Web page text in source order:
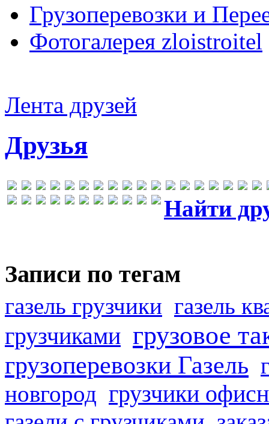
Грузоперевозки и
Фотогалерея zloistroitel
Лента друзей
Друзья
Найти
Записи по тегам
газель грузчики газель
грузчиками грузовое
грузоперевозки Газель
новгород грузчики